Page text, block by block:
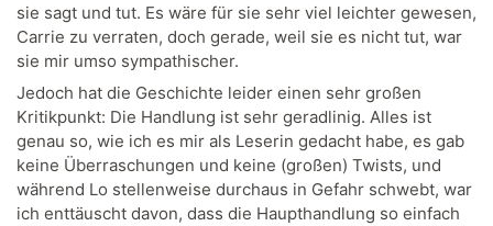
sie sagt und tut. Es wäre für sie sehr viel leichter gewesen,
Carrie zu verraten, doch gerade, weil sie es nicht tut, war
sie mir umso sympathischer.
Jedoch hat die Geschichte leider einen sehr großen
Kritikpunkt: Die Handlung ist sehr geradlinig. Alles ist
genau so, wie ich es mir als Leserin gedacht habe, es gab
keine Überraschungen und keine (großen) Twists, und
während Lo stellenweise durchaus in Gefahr schwebt, war
ich enttäuscht davon, dass die Haupthandlung so einfach